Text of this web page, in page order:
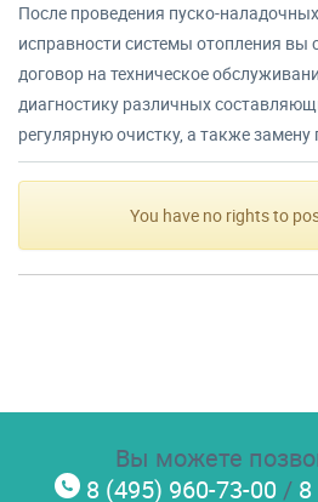
После проведения пуско-
исправности системы отопления вы
договор на техническое
диагностику различных
регулярную очистку, а также
You have no rights to
Вы можете
8 (495) 960-73-00 /